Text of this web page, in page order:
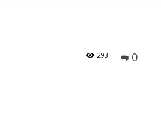
0
293